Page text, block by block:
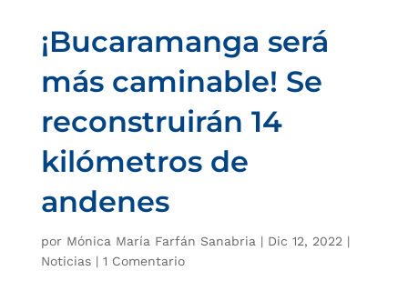
¡Bucaramanga será
más caminable! Se
reconstruirán 14
kilómetros de
andenes
por Mónica María Farfán Sanabria | Dic 12, 2022 |
Noticias| 1 Comentario